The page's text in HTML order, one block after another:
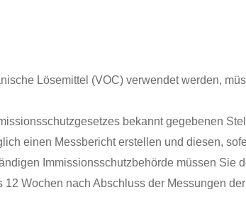
Lösemittel (VOC) verwendet werden,
bekannt gegebenen
einen Messbericht erstellen und diesen,
Immissionsschutzbehörde müssen
Wochen nach Abschluss der Messungen